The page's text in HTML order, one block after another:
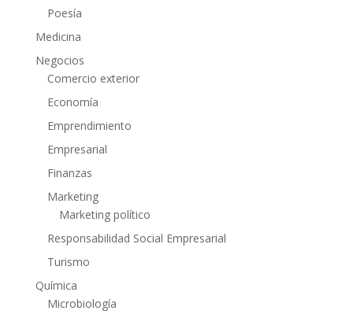
Poesía
Medicina
Negocios
Comercio exterior
Economía
Emprendimiento
Empresarial
Finanzas
Marketing
Marketing político
Responsabilidad Social Empresarial
Turismo
Química
Microbiología